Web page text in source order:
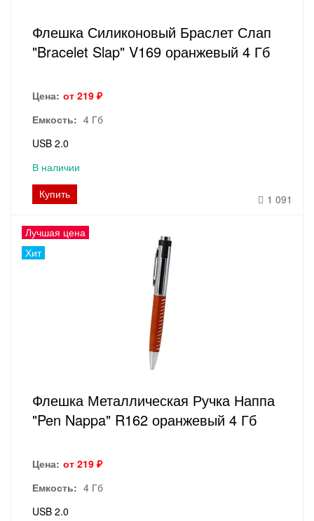
Флешка Силиконовый Браслет Слап
"Bracelet Slap" V169 оранжевый 4 Гб
Цена: от 219 ₽
Емкость: 4 Гб
USB 2.0
В наличии
Купить
1 091
Лучшая цена
Хит
Флешка Металлическая Ручка Наппа
"Pen Nappa" R162 оранжевый 4 Гб
Цена: от 219 ₽
Емкость: 4 Гб
USB 2.0